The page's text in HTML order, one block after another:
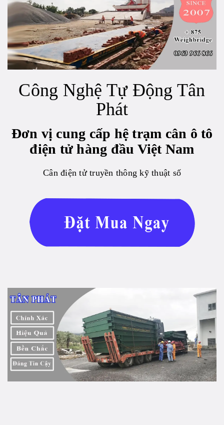
Công Nghệ Tự Động Tân
Phát
Đơn vị cung cấp hệ trạm cân ô tô
điện tử hàng đầu Việt Nam
Cân điện tử truyền thông kỹ thuật số